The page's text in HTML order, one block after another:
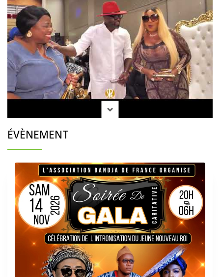
ÉVÈNEMENT